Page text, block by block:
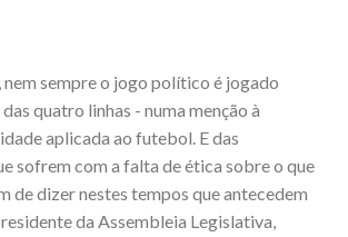
nem sempre o jogo político é jogado
quatro linhas - numa menção à
aplicada ao futebol. E das
sofrem com a falta de ética sobre o que
de dizer nestes tempos que antecedem
da Assembleia Legislativa,